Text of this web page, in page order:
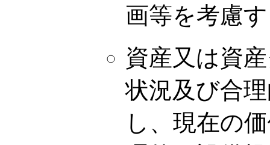
画等を考慮
資産又は資
状況及び合
し、現在の